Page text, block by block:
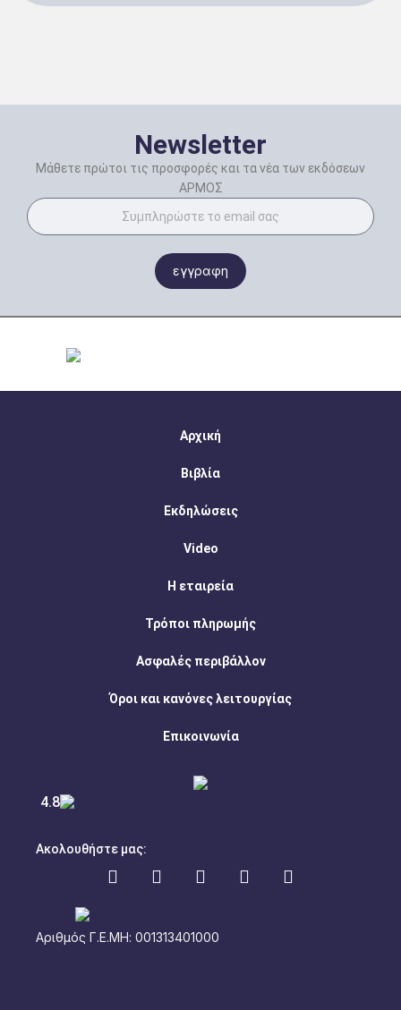
Newsletter
Μάθετε πρώτοι τις προσφορές και τα νέα των εκδόσεων
ΑΡΜΟΣ
εγγραφη
4.8
Αρχική
Βιβλία
Εκδηλώσεις
Video
Η εταιρεία
Τρόποι πληρωμής
Ασφαλές περιβάλλον
Όροι και κανόνες λειτουργίας
Επικοινωνία
Ακολουθήστε μας:
Αριθμός Γ.Ε.ΜΗ: 001313401000